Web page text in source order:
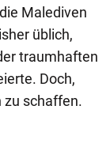
Malediven
üblich,
traumhaften
Doch,
zu schaffen.